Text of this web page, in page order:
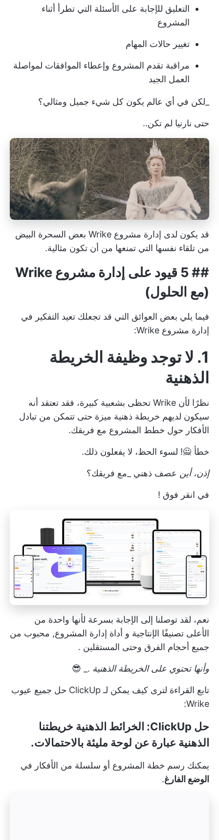
التعليق للإجابة على الأسئلة التي تطرأ أثناء
المشروع
تغيير حالات المهام
مراقبة تقدم المشروع وإعطاء الموافقات لمواصلة
العمل الجيد
_لكن في أي عالم يكون كل شيء جميل ومثالي؟
حتى نارنيا لم تكن..
قد يكون لدى إدارة مشروع Wrike بعض السحرة البيض
من تلقاء نفسها التي تمنعها من أن تكون مثالية.
## 5 قيود على إدارة مشروع Wrike
(مع الحلول)
فيما يلي بعض العوائق التي قد تجعلك تعيد التفكير في
إدارة مشروع Wrike:
1. لا توجد وظيفة الخريطة
الذهنية
نظرًا لأن Wrike تحظى بشعبية كبيرة، فقد تعتقد أنه
سيكون لديهم خريطة ذهنية ميزة حتى تتمكن من تبادل
الأفكار حول خطط المشروع مع فريقك.
خطأ 🙅! لسوء الحظ، لا يفعلون ذلك.
إذن، أين عصف ذهني _مع فريقك؟
في انقر فوق !
نعم، لقد توصلنا إلى الإجابة بسرعة لأنها واحدة من
الأعلى تصنيفًا الإنتاجية و أداة إدارة المشروع, محبوب من
جميع أحجام الفرق وحتى المستقلين .
وأنها تحتوي علىالخريطة الذهنية ._ 😎
تابع القراءة لترى كيف يمكن لـ ClickUp حل جميع عيوب
Wrike:
حل ClickUp: الخرائط الذهنية خريطتنا
الذهنية عبارة عن لوحة مليئة بالاحتمالات.
يمكنك رسم خطة المشروع أو سلسلة من الأفكار في
الوضع الفارغ.